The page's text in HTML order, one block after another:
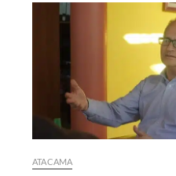
ATACAMA